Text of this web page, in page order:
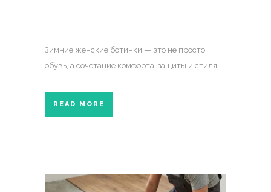
Зимние женские ботинки — это не просто
обувь, а сочетание комфорта, защиты и стиля.
READ MORE